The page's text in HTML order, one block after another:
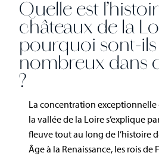
Quelle est
châteaux de la
pourquoi sont-ils
nombreux dans
?
La concentration
la vallée de la Loire s’explique
fleuve tout au long de l’histoire
Âge à la Renaissance, les rois de